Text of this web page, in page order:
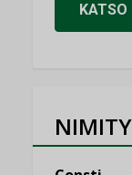
KATSO